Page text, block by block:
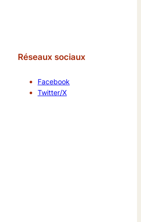
Réseaux sociaux
Facebook
Twitter/X